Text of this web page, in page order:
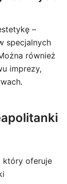
–
specjalnych
również
imprezy,
który oferuje